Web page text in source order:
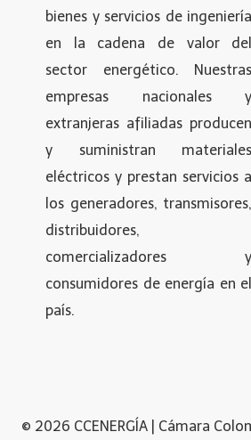
bienes y servicios de ingeniería
en la cadena de valor del
sector energético. Nuestras
empresas nacionales y
extranjeras afiliadas producen
y suministran materiales
eléctricos y prestan servicios a
los generadores, transmisores,
distribuidores,
comercializadores y
consumidores de energía en el
país.
© 2026 CCENERGÍA | Cámara